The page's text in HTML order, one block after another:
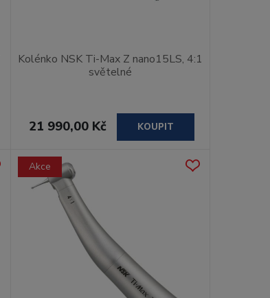
Kolénko NSK Ti-Max Z nano15LS, 4:1
světelné
21 990,00 Kč KOUPIT
Akce